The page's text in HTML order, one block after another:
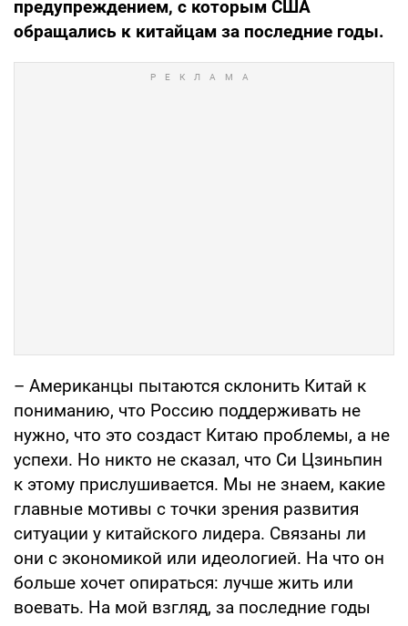
предупреждением, с которым США
обращались к китайцам за последние годы.
– Американцы пытаются склонить Китай к
пониманию, что Россию поддерживать не
нужно, что это создаст Китаю проблемы, а не
успехи. Но никто не сказал, что Си Цзиньпин
к этому прислушивается. Мы не знаем, какие
главные мотивы с точки зрения развития
ситуации у китайского лидера. Связаны ли
они с экономикой или идеологией. На что он
больше хочет опираться: лучше жить или
воевать. На мой взгляд, за последние годы